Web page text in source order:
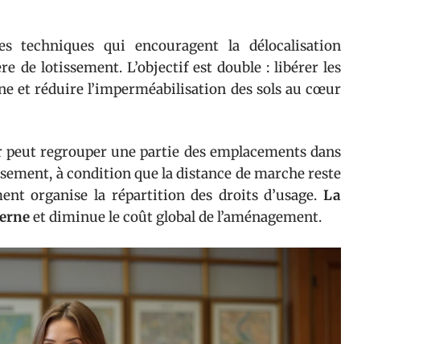
techniques qui encouragent la délocalisation
de lotissement. L’objectif est double : libérer les
et réduire l’imperméabilisation des sols au cœur
regrouper une partie des emplacements dans
à condition que la distance de marche reste
organise la répartition des droits d’usage. La
et diminue le coût global de l’aménagement.